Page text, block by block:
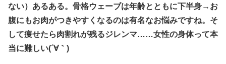
ない）あるある。骨格ウェーブは年齢とともに下半身→お
腹にもお肉がつきやすくなるのは有名なお悩みですね。そ
して痩せたら肉割れが残るジレンマ……女性の身体って本
当に難しい(´∀｀)